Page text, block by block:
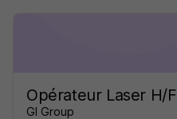
Opérateur Laser H/F
GI Group